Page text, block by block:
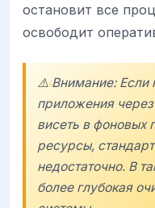
остановит все
освободит
⚠️ Внимание: Если
приложения
висеть в фоновых
ресурсы,
недостаточно. В
более глубокая